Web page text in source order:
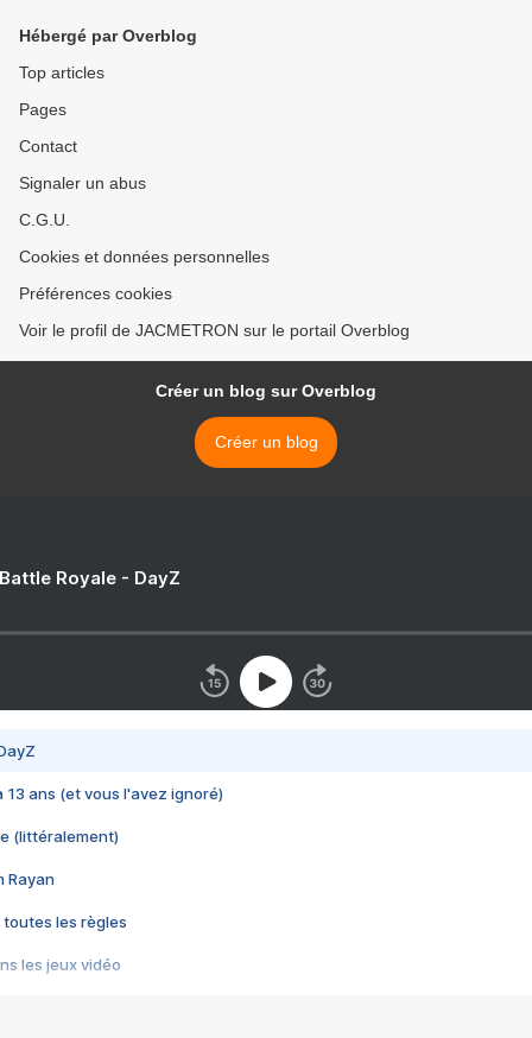
Hébergé par Overblog
Top articles
Pages
Contact
Signaler un abus
C.G.U.
Cookies et données personnelles
Préférences cookies
Voir le profil de JACMETRON sur le portail Overblog
Créer un blog sur Overblog
Créer un blog
Royale - DayZ
13 ans (et vous l'avez ignoré)
(littéralement)
Rayan
toutes les règles
les jeux vidéo